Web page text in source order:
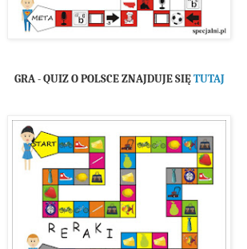
GRA - QUIZ O POLSCE ZNAJDUJE SIĘTUTAJ